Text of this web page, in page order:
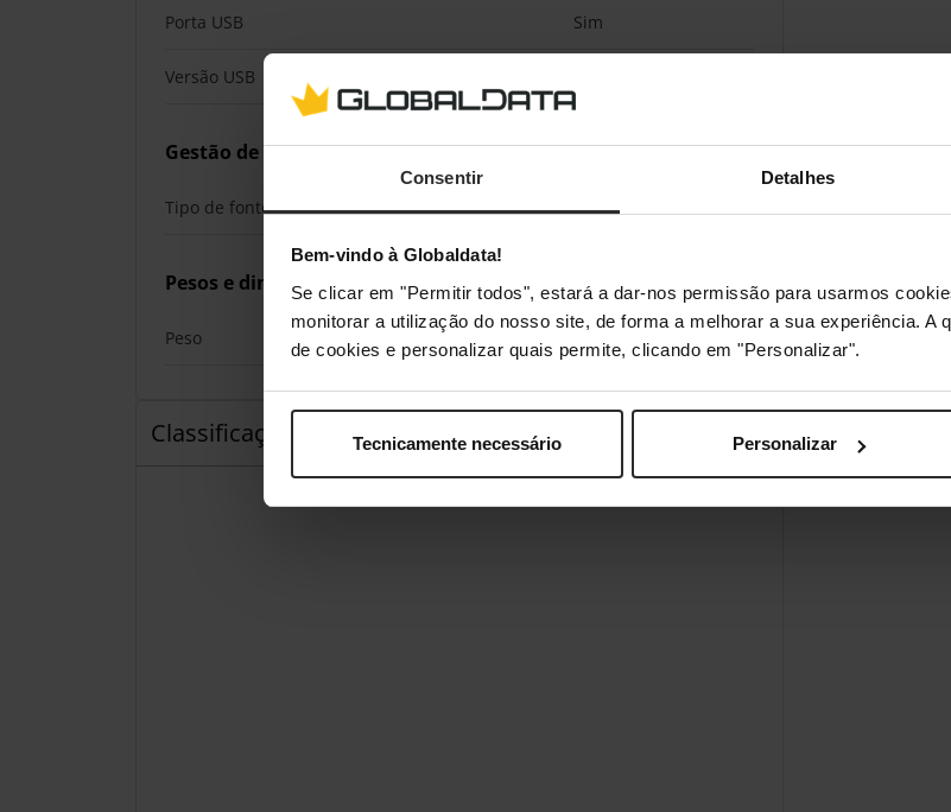
Consentir Detalhes
Bem-vindo à Globaldata!
Se clicar em "Permitir todos", estará a dar-nos permissão para usarmos
monitorar a utilização do nosso site, de forma a melhorar a sua experiência. A
de cookies e personalizar quais permite, clicando em "Personalizar".
Tecnicamente necessário Personalizar
Porta USB Sim
Versão USB
Gestão de energia
Tipo de fonte de alimentação USB
Pesos e dimensões
Peso 1,15 kg
Classificações